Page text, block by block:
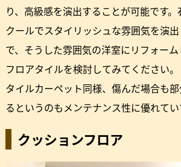
り、高級感を演出することが可能です
クールでスタイリッシュな雰囲気を演
で、そうした雰囲気の洋室にリフォー
フロアタイルを検討してみてください。
タイルカーペット同様、傷んだ場合も
るというのもメンテナンス性に優れてい
クッションフロア